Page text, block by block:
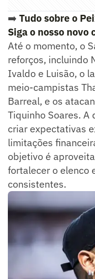
➡️ Tudo sobre o
Siga o nosso novo
Até o momento, o
reforços, incluindo
Ivaldo e Luisão, o
meio-campistas
Barreal, e os
Tiquinho Soares.
criar expectativas
limitações
objetivo é
fortalecer o elenco
consistentes.